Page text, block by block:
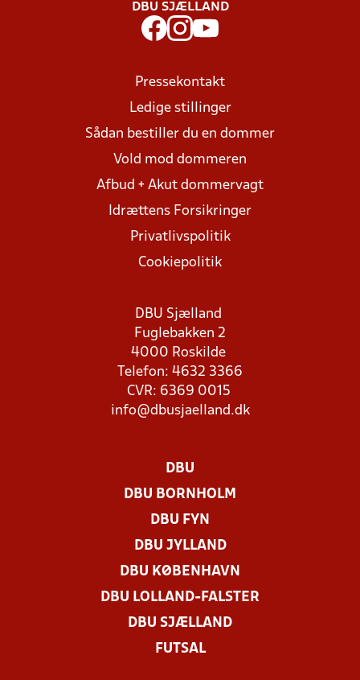
DBU SJÆLLAND
Pressekontakt
Ledige stillinger
Sådan bestiller du en dommer
Vold mod dommeren
Afbud + Akut dommervagt
Idrættens Forsikringer
Privatlivspolitik
Cookiepolitik
DBU Sjælland
Fuglebakken 2
4000 Roskilde
Telefon: 4632 3366
CVR: 6369 0015
info@dbusjaelland.dk
DBU
DBU BORNHOLM
DBU FYN
DBU JYLLAND
DBU KØBENHAVN
DBU LOLLAND-FALSTER
DBU SJÆLLAND
FUTSAL